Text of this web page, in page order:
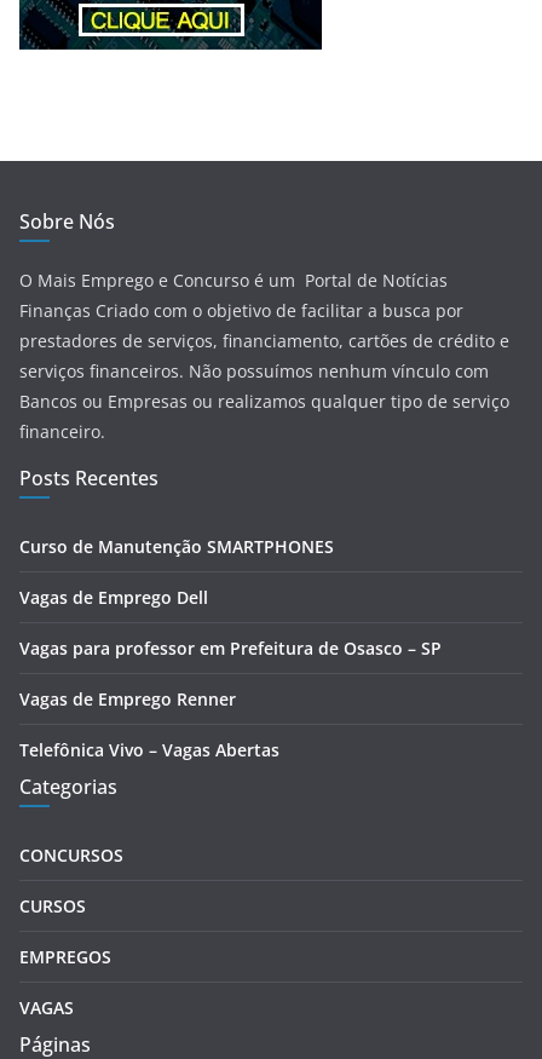
Sobre Nós
O Mais Emprego e Concurso é um Portal de Notícias
Finanças Criado com o objetivo de facilitar a busca por
prestadores de serviços, financiamento, cartões de crédito e
serviços financeiros. Não possuímos nenhum vínculo com
Bancos ou Empresas ou realizamos qualquer tipo de serviço
financeiro.
Posts Recentes
Curso de Manutenção SMARTPHONES
Vagas de Emprego Dell
Vagas para professor em Prefeitura de Osasco – SP
Vagas de Emprego Renner
Telefônica Vivo – Vagas Abertas
Categorias
CONCURSOS
CURSOS
EMPREGOS
VAGAS
Páginas